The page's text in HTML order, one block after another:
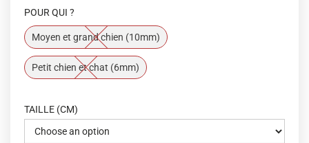
POUR QUI ?
Moyen et grand chien (10mm)
Petit chien et chat (6mm)
TAILLE (CM)